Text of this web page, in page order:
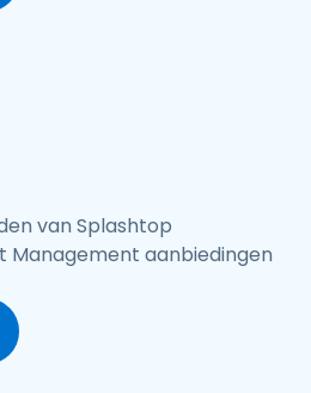
van Splashtop
Management aanbiedingen